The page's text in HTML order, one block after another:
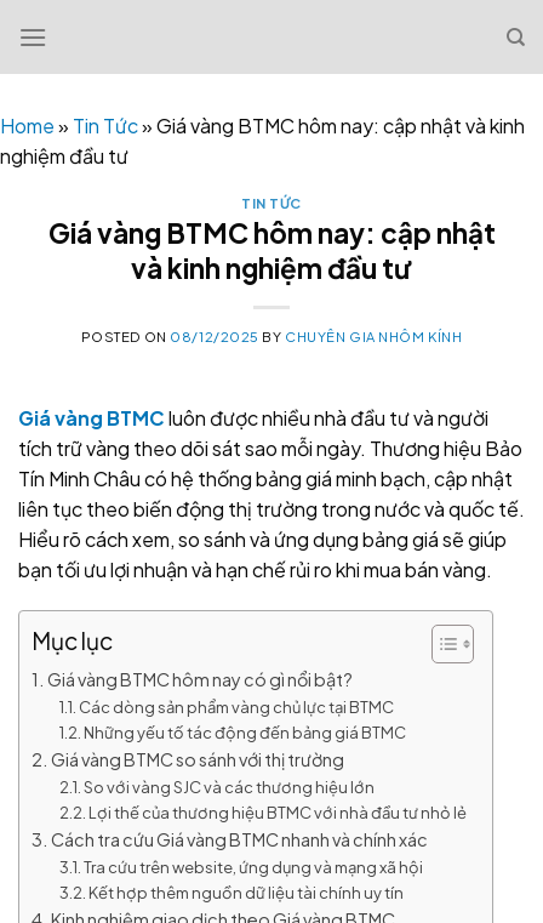
content
Home» Tin Tức»Giá vàng BTMC hôm nay: cập nhật và kinh
nghiệm đầu tư
TIN TỨC
Giá vàng BTMC hôm nay: cập nhật
và kinh nghiệm đầu tư
POSTED ON 08/12/2025 BY CHUYÊN GIA NHÔM KÍNH
Giá vàng BTMCluôn được nhiều nhà đầu tư và người
tích trữ vàng theo dõi sát sao mỗi ngày. Thương hiệu Bảo
Tín Minh Châu có hệ thống bảng giá minh bạch, cập nhật
liên tục theo biến động thị trường trong nước và quốc tế.
Hiểu rõ cách xem, so sánh và ứng dụng bảng giá sẽ giúp
bạn tối ưu lợi nhuận và hạn chế rủi ro khi mua bán vàng.
Mục lục
Giá vàng BTMC hôm nay có gì nổi bật?
Các dòng sản phẩm vàng chủ lực tại BTMC
Những yếu tố tác động đến bảng giá BTMC
Giá vàng BTMC so sánh với thị trường
So với vàng SJC và các thương hiệu lớn
Lợi thế của thương hiệu BTMC với nhà đầu tư nhỏ lẻ
Cách tra cứu Giá vàng BTMC nhanh và chính xác
Tra cứu trên website, ứng dụng và mạng xã hội
Kết hợp thêm nguồn dữ liệu tài chính uy tín